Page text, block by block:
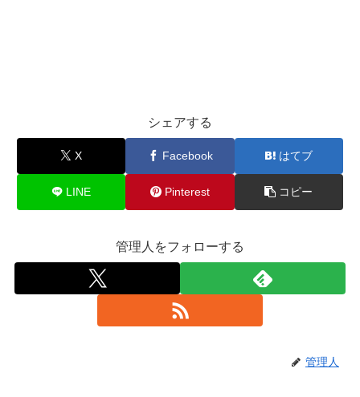
シェアする
X Facebook はてブ
LINE Pinterest コピー
管理人をフォローする
管理人